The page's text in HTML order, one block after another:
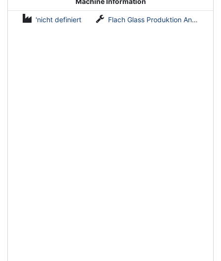
'nicht definiert Flach Glass Produktion Anlagen